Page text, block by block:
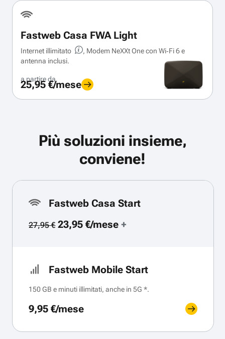
Fastweb Casa FWA Light
Internet illimitato
, Modem NeXXt One con Wi‑Fi 6 e
antenna inclusi.
a partire da
25,95 €/mese
Più soluzioni insieme,
conviene!
Fastweb Casa Start
27,95 €23,95 €/mese+
Fastweb Mobile Start
150 GB e minuti illimitati, anche in 5G *.
9,95 €/mese